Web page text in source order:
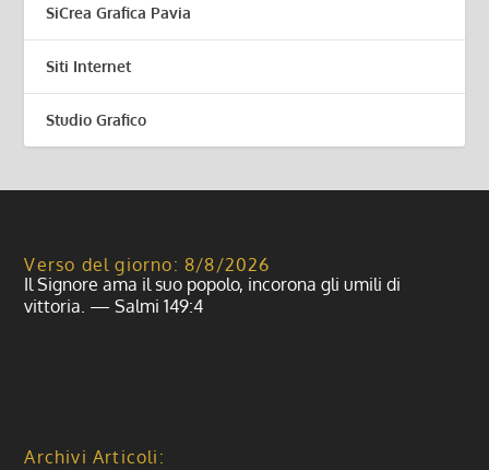
SiCrea Grafica Pavia
Siti Internet
Studio Grafico
Verso del giorno: 8/8/2026
Il Signore ama il suo popolo, incorona gli umili di
vittoria. — Salmi 149:4
Archivi Articoli: